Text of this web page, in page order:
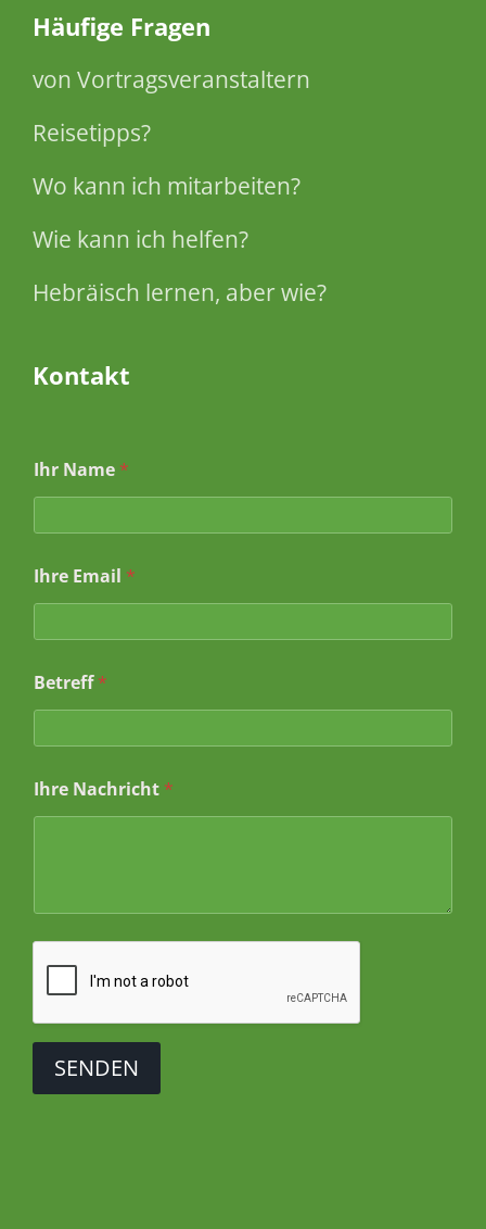
Häufige Fragen
von Vortragsveranstaltern
Reisetipps?
Wo kann ich mitarbeiten?
Wie kann ich helfen?
Hebräisch lernen, aber wie?
Kontakt
h
r
I
r
*
Ihr Name *
Ihre Email *
Betreff*
Ihre Nachricht *
SENDEN